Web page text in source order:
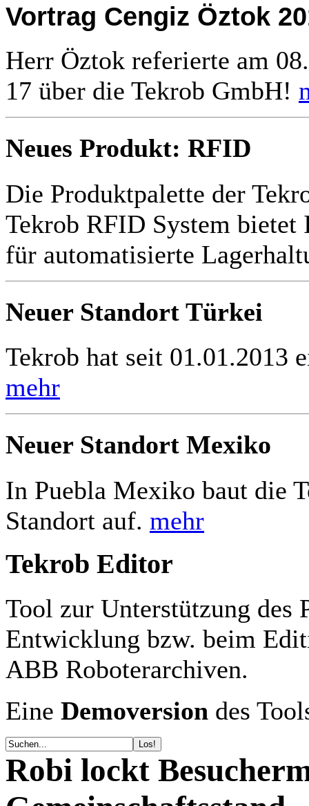
Vortrag Cengiz Öztok
Herr Öztok referierte am
17 über die Tekrob GmbH!
Neues Produkt: RFID
Die Produktpalette der
Tekrob RFID System bietet
für automatisierte
Neuer Standort Türkei
Tekrob hat seit 01.01.2013
mehr
Neuer Standort Mexiko
In Puebla Mexiko baut die
Standort auf. mehr
Tekrob Editor
Tool zur Unterstützung des
Entwicklung bzw. beim
ABB Roboterarchiven.
Eine Demoversion des
Robi lockt